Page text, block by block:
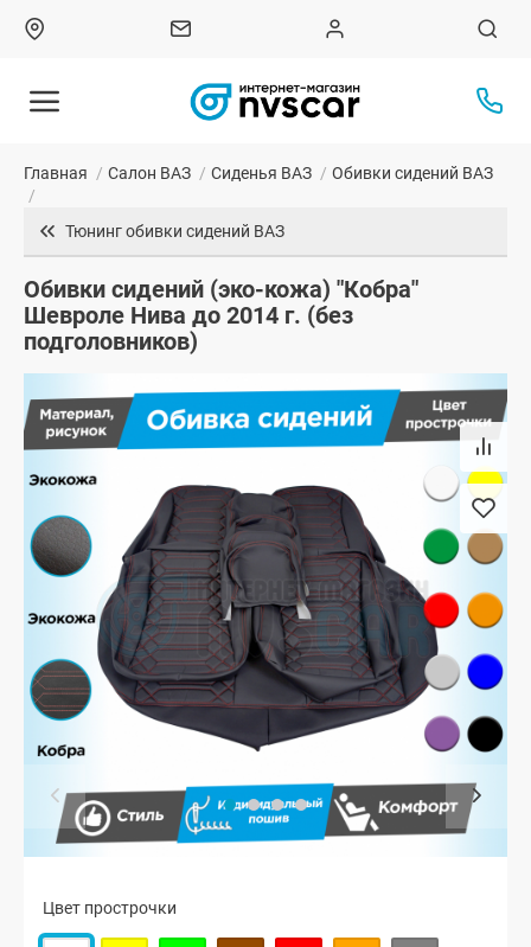
Главная / Салон ВАЗ / Сиденья ВАЗ / Обивки сидений ВАЗ
/
Тюнинг обивки сидений ВАЗ
Обивки сидений (эко-кожа) "Кобра"
Шевроле Нива до 2014 г. (без
подголовников)
Цвет прострочки